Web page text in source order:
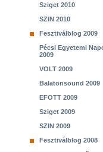
Sziget 2010
SZIN 2010
Fesztiválblog 2009
Pécsi Egyetemi
2009
VOLT 2009
Balatonsound 2009
EFOTT 2009
Sziget 2009
SZIN 2009
Fesztiválblog 2008